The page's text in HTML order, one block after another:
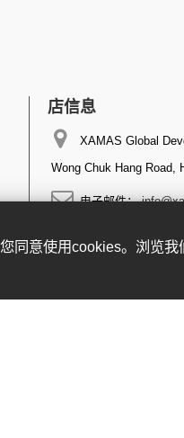
店信息
XAMAS Global
Wong Chuk Hang Road,
电子邮件：
同意使用cookies。浏览我